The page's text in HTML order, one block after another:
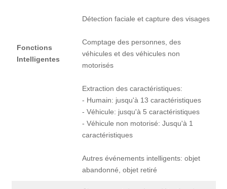
Fonctions
Intelligentes
Détection faciale et capture des visages
Comptage des personnes, des
véhicules et des véhicules non
motorisés
Extraction des caractéristiques:
- Humain: jusqu'à 13 caractéristiques
- Véhicule: jusqu'à 5 caractéristiques
- Véhicule non motorisé: Jusqu'à 1
caractéristiques
Autres événements intelligents: objet
abandonné, objet retiré